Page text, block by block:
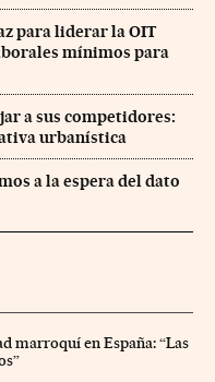
para liderar la OIT
mínimos para
a sus competidores:
urbanística
a la espera del dato
marroquí en España: “Las